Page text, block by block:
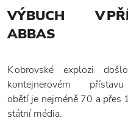
VÝBUCH V
ABBAS
K obrovské explozi
kontejnerovém
obětí je nejméně 70 a přes
státní média.